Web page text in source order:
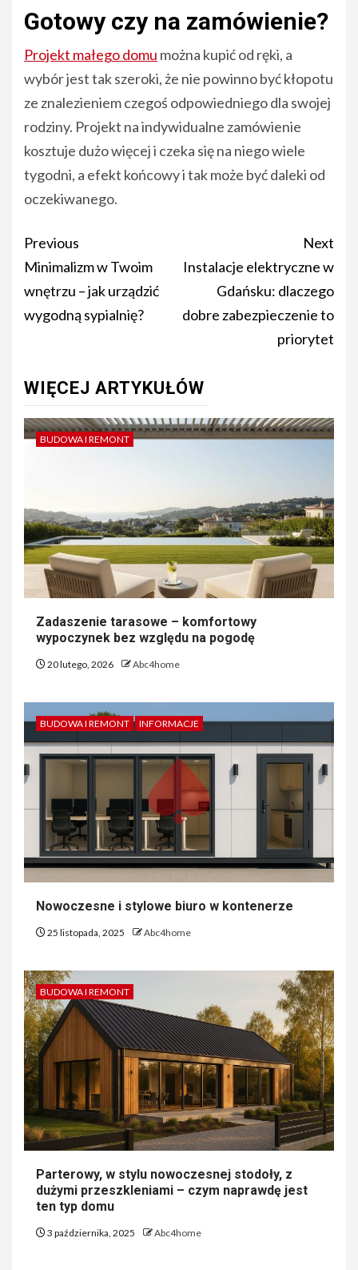
Gotowy czy na zamówienie?
Projekt małego domu można kupić od ręki, a
wybór jest tak szeroki, że nie powinno być kłopotu
ze znalezieniem czegoś odpowiedniego dla swojej
rodziny. Projekt na indywidualne zamówienie
kosztuje dużo więcej i czeka się na niego wiele
tygodni, a efekt końcowy i tak może być daleki od
oczekiwanego.
Post
navigation
Previous
Minimalizm w Twoim
wnętrzu – jak urządzić
wygodną sypialnię?
Next
Instalacje elektryczne w
Gdańsku: dlaczego
dobre zabezpieczenie to
priorytet
WIĘCEJ ARTYKUŁÓW
BUDOWA I REMONT
Zadaszenie tarasowe – komfortowy
wypoczynek bez względu na pogodę
20 lutego, 2026 Abc4home
BUDOWA I REMONT INFORMACJE
Nowoczesne i stylowe biuro w kontenerze
25 listopada, 2025 Abc4home
BUDOWA I REMONT
Parterowy, w stylu nowoczesnej stodoły, z
dużymi przeszkleniami – czym naprawdę jest
ten typ domu
3 października, 2025 Abc4home